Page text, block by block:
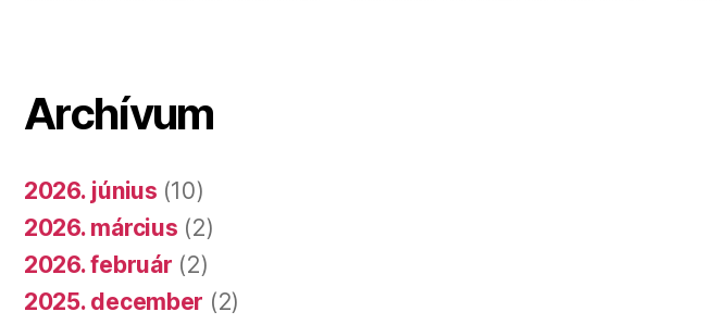
Archívum
2026. június (10)
2026. március (2)
2026. február (2)
2025. december (2)